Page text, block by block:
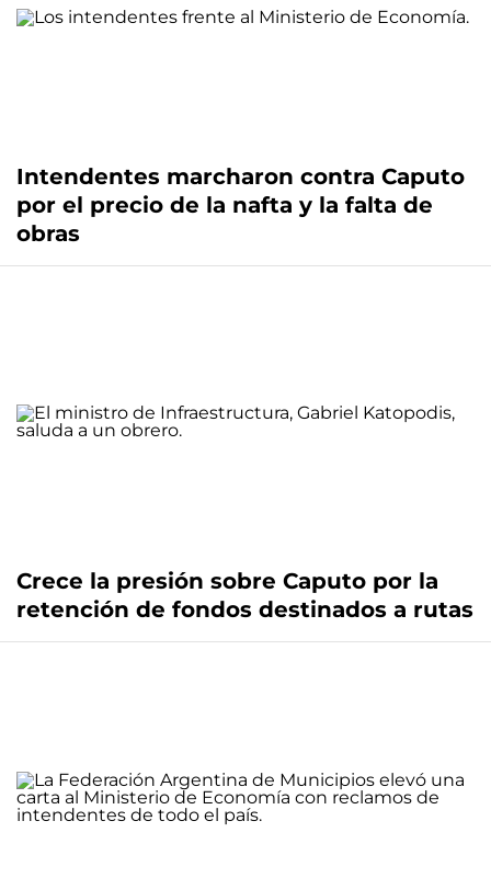
Intendentes marcharon contra Caputo
por el precio de la nafta y la falta de
obras
Crece la presión sobre Caputo por la
retención de fondos destinados a rutas